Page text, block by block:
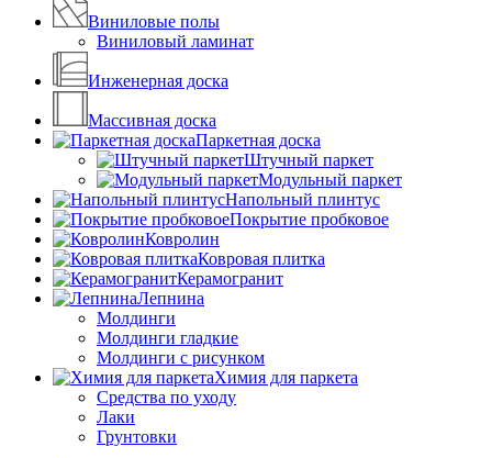
Виниловые полы
Виниловый ламинат
Инженерная доска
Массивная доска
Паркетная доска
Штучный паркет
Модульный паркет
Напольный плинтус
Покрытие пробковое
Ковролин
Ковровая плитка
Керамогранит
Лепнина
Молдинги
Молдинги гладкие
Молдинги с рисунком
Химия для паркета
Средства по уходу
Лаки
Грунтовки